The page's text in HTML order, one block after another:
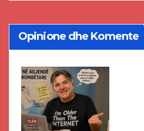
Opinione dhe Komente